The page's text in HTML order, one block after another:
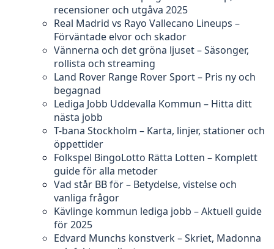
recensioner och utgåva 2025
Real Madrid vs Rayo Vallecano Lineups –
Förväntade elvor och skador
Vännerna och det gröna ljuset – Säsonger,
rollista och streaming
Land Rover Range Rover Sport – Pris ny och
begagnad
Lediga Jobb Uddevalla Kommun – Hitta ditt
nästa jobb
T-bana Stockholm – Karta, linjer, stationer och
öppettider
Folkspel BingoLotto Rätta Lotten – Komplett
guide för alla metoder
Vad står BB för – Betydelse, vistelse och
vanliga frågor
Kävlinge kommun lediga jobb – Aktuell guide
för 2025
Edvard Munchs konstverk – Skriet, Madonna